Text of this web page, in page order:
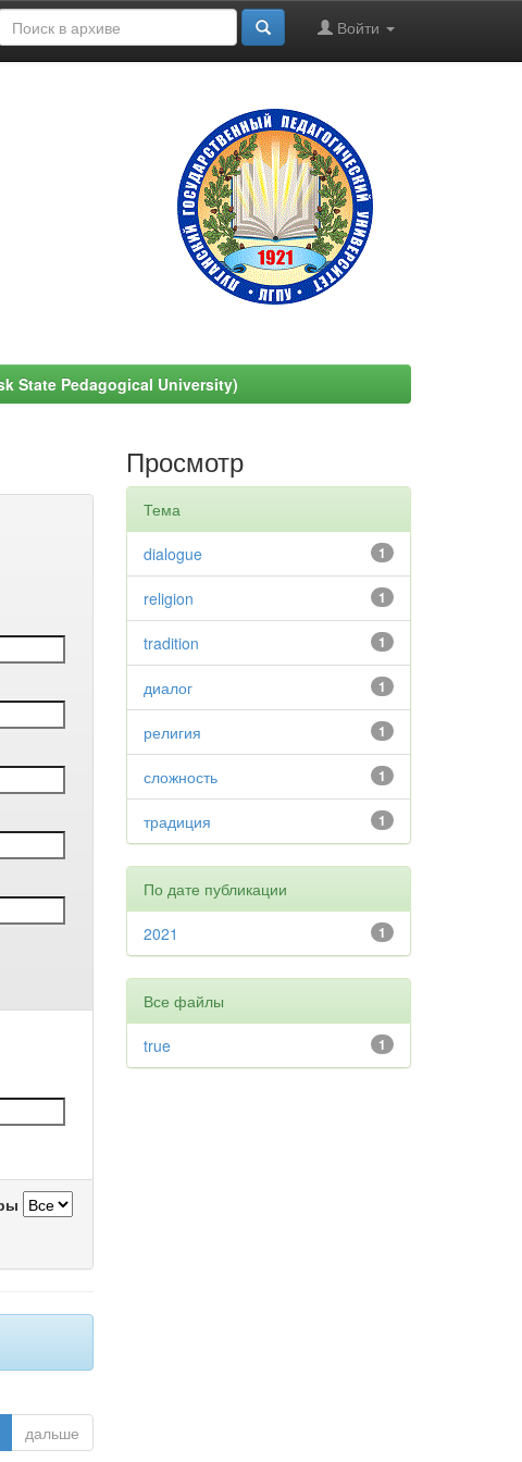
Войти
State Pedagogical University)
дальше
Просмотр
Тема
1
dialogue
1
religion
1
tradition
1
диалог
1
религия
1
сложность
1
традиция
По дате публикации
1
2021
Все файлы
1
true